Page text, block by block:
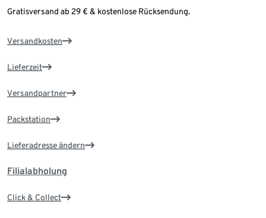
Gratisversand ab 29 € & kostenlose Rücksendung.
Versandkosten
Lieferzeit
Versandpartner
Packstation
Lieferadresse ändern
Filialabholung
Click & Collect